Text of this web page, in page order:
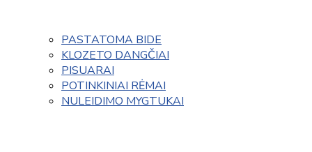
PASTATOMA BIDE
KLOZETO DANGČIAI
PISUARAI
POTINKINIAI RĖMAI
NULEIDIMO MYGTUKAI